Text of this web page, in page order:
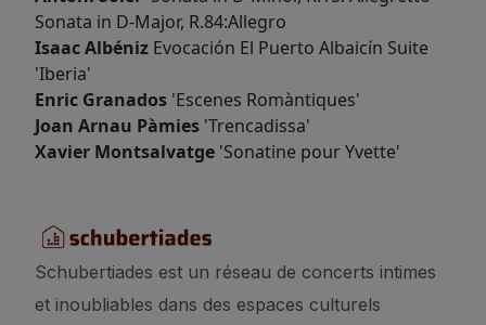
Sonata in D-Major, R.84:Allegro
Isaac Albéniz Evocación El Puerto Albaicín Suite
'Iberia'
Enric Granados 'Escenes Romàntiques'
Joan Arnau Pàmies 'Trencadissa'
Xavier Montsalvatge 'Sonatine pour Yvette'
Schubertiades est un réseau de concerts intimes
et inoubliables dans des espaces culturels